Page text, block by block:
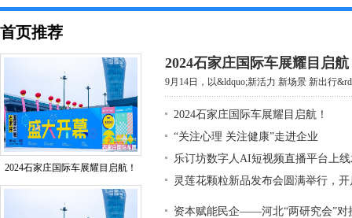
首页推荐
2024石家庄国际车展耀目启航！
2024石家庄国际车展耀目启航
9月14日，以&ldquo;新活力 新场景 新出行
2024石家庄国际车展耀目启航！
“关注心理 关注健康”走进企业
乐订坊数字人AI短视频直播平台上
灵莲花颗粒新品发布会圆满举行，
资本赋能民企——河北“两研究会”对